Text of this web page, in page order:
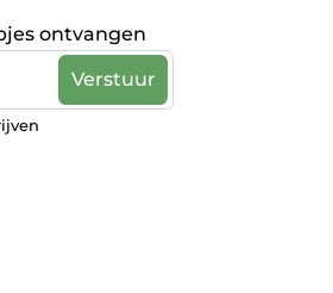
ontvangen